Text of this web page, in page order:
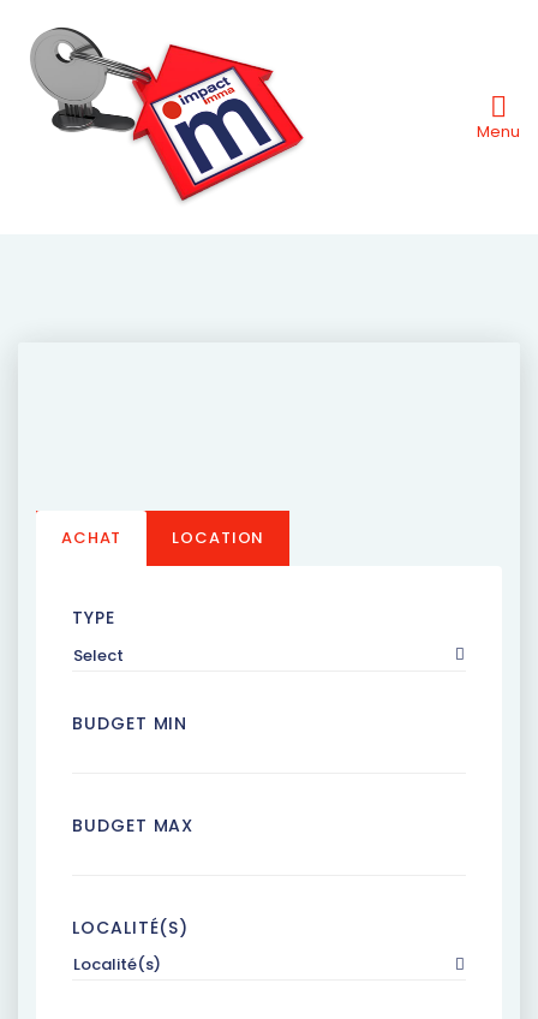
Menu
ACHAT LOCATION
TYPE
Select
BUDGET MIN
BUDGET MAX
LOCALITÉ(S)
Localité(s)